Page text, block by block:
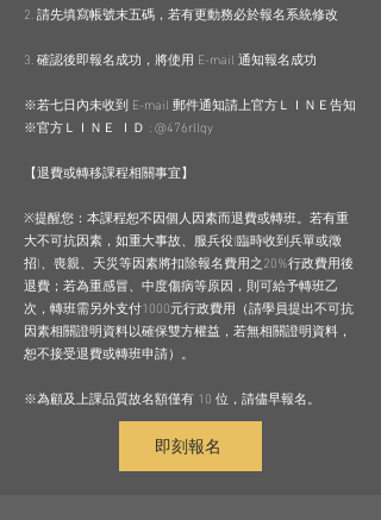
2. 請先填寫帳號末五碼，若有更動務必於報名系統修改
3. 確認後即報名成功，將使用 E-mail 通知報名成功
※若七日內未收到 E-mail 郵件通知請上官方ＬＩＮＥ告知
※官方ＬＩＮＥ ＩＤ :@476rllqy
【退費或轉移課程相關事宜】
※提醒您：本課程恕不因個人因素而退費或轉班。若有重
大不可抗因素，如重大事故、服兵役(臨時收到兵單或徵
招)、喪親、天災等因素將扣除報名費用之20%行政費用後
退費；若為重感冒、中度傷病等原因，則可給予轉班乙
次，轉班需另外支付1000元行政費用（請學員提出不可抗
因素相關證明資料以確保雙方權益，若無相關證明資料，
恕不接受退費或轉班申請）。
※為顧及上課品質故名額僅有 10 位，請儘早報名。
即刻報名